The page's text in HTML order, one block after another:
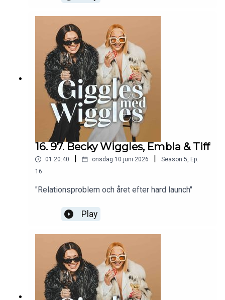
16. 97. Becky Wiggles, Embla & Tiff
01:20:40 onsdag 10 juni 2026 Season 5, Ep.
16
"Relationsproblem och året efter hard launch"
Play